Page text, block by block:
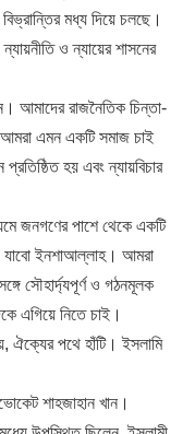
মধ্য দিয়ে চলছে।
ও ন্যায়ের শাসনের
আমাদের রাজনৈতিক চিন্তা-
এমন একটি সমাজ চাই
হয় এবং ন্যায়বিচার
জনগণের পাশে থেকে একটি
যাবো ইনশাআল্লাহ। আমরা
সৌহার্দ্যপূর্ণ ও গঠনমূলক
এগিয়ে নিতে চাই।
ঐক্যের পথে হাঁটি। ইসলামি
শাহজাহান খান।